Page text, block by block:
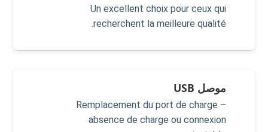
Un excellent choix pour ceux qui
recherchent la meilleure qualité.
موصل USB
Remplacement du port de charge –
absence de charge ou connexion